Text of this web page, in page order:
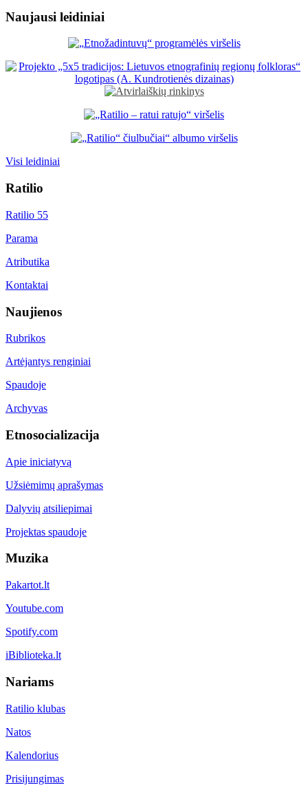
Naujausi leidiniai
Visi leidiniai
Ratilio
Ratilio 55
Parama
Atributika
Kontaktai
Naujienos
Rubrikos
Artėjantys renginiai
Spaudoje
Archyvas
Etnosocializacija
Apie iniciatyvą
Užsiėmimų aprašymas
Dalyvių atsiliepimai
Projektas spaudoje
Muzika
Pakartot.lt
Youtube.com
Spotify.com
iBiblioteka.lt
Nariams
Ratilio klubas
Natos
Kalendorius
Prisijungimas